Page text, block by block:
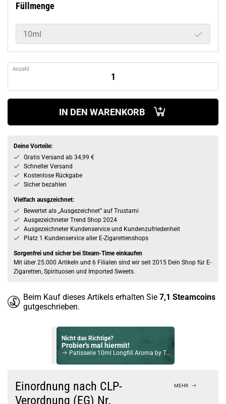
Füllmenge
10ml
Anzahl
IN DEN WARENKORB
Deine Vorteile:
Gratis Versand ab 34,99 €
Schneller Versand
Kostenlose Rückgabe
Sicher bezahlen
Vielfach ausgzeichnet:
Bewertet als „Ausgezeichnet” auf Trustami
Ausgezeichneter Trend Shop 2024
Ausgezeichneter Kundenservice und Kundenzufriedenheit
Platz 1 Kundenservice aller E-Zigarettenshops
Sorgenfrei und sicher bei Steam-Time einkaufen
Mit über 25.000 Artikeln und 6 Filialen sind wir seit 2015 Dein Shop für E-
Zigaretten, Spirituosen und Imported Sweets.
Beim Kauf dieses Artikels erhalten Sie 7,1 Steamcoins
gutgeschrieben.
Nicht das Richtige?
Probier's mal hiermit!
Patisserie 10ml Longfill Aroma by Tom Klark
Check das mal!
Honolulu Heights 10ml Longfill Aroma by Vape Distillery
Einordnung nach CLP-
Verordnung (EG) Nr.
MEHR